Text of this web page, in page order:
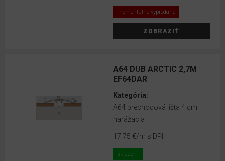
momentálne vypredané
ZOBRAZIŤ
A64 DUB ARCTIC 2,7M
EF64DAR
Kategória:
A64 prechodová lišta 4 cm
narážacia
17.75 €/m s DPH
skladom